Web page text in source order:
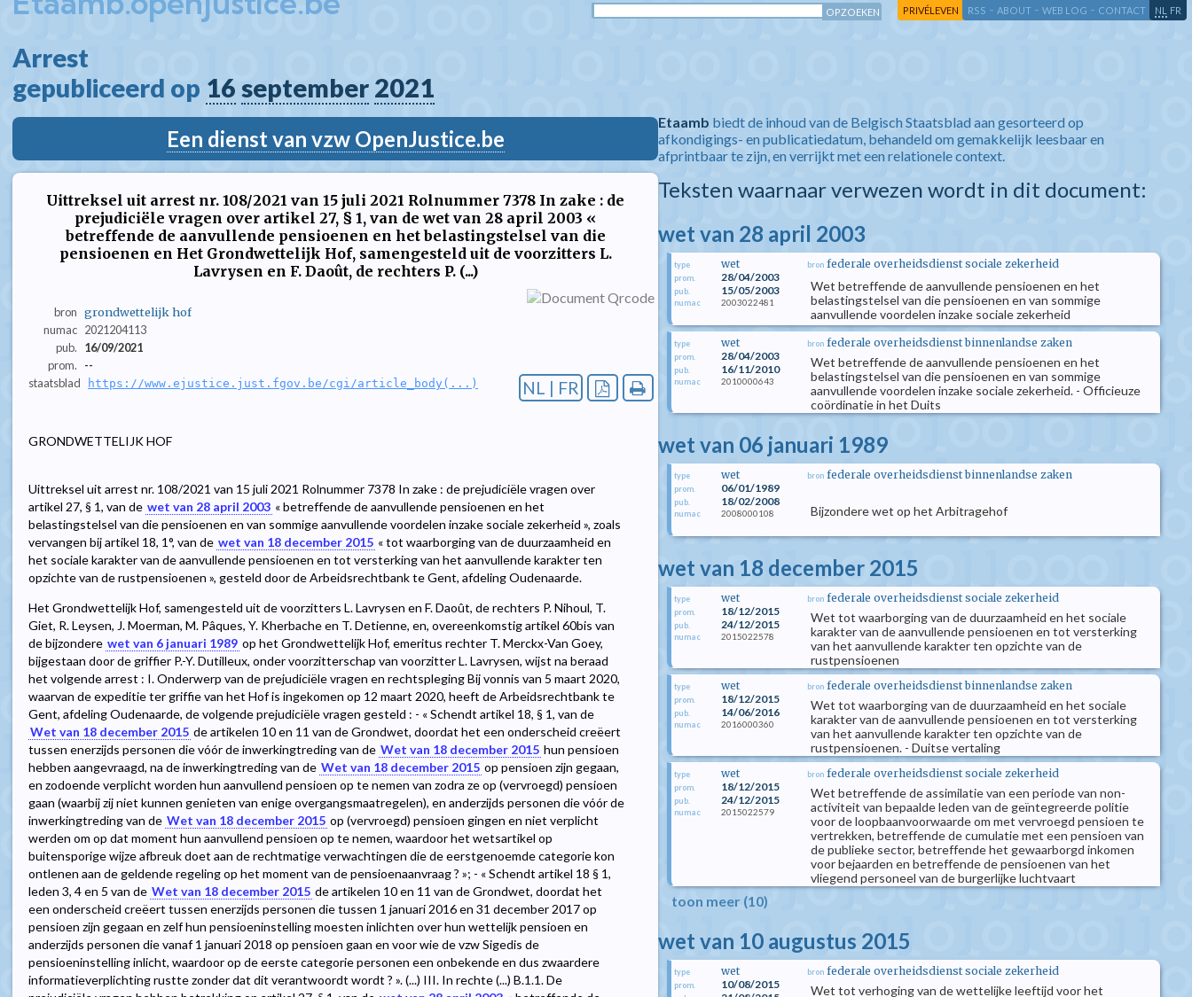
PRIVÉLEVEN RSS - ABOUT - WEB LOG - CONTACT NL FR
Arrest
gepubliceerd op 16 september 2021
Een dienst van vzw OpenJustice.be
Uittreksel uit arrest nr. 108/2021 van 15 juli 2021 Rolnummer 7378 In zake : de
prejudiciële vragen over artikel 27, § 1, van de wet van 28 april 2003 «
betreffende de aanvullende pensioenen en het belastingstelsel van die
pensioenen en Het Grondwettelijk Hof, samengesteld uit de voorzitters L.
Lavrysen en F. Daoût, de rechters P. (...)
bron grondwettelijk hof
numac 2021204113
pub.
16/09/2021
prom.
--
staatsblad
https://www.ejustice.just.fgov.be/cgi/article_body(...) NL | FR
GRONDWETTELIJK HOF
Uittreksel uit arrest nr. 108/2021 van 15 juli 2021 Rolnummer 7378 In zake : de prejudiciële vragen over
artikel 27, § 1, van de wet van 28 april 2003 « betreffende de aanvullende pensioenen en het
belastingstelsel van die pensioenen en van sommige aanvullende voordelen inzake sociale zekerheid », zoals
vervangen bij artikel 18, 1°, van de wet van 18 december 2015 « tot waarborging van de duurzaamheid en
het sociale karakter van de aanvullende pensioenen en tot versterking van het aanvullende karakter ten
opzichte van de rustpensioenen », gesteld door de Arbeidsrechtbank te Gent, afdeling Oudenaarde.
Het Grondwettelijk Hof, samengesteld uit de voorzitters L. Lavrysen en F. Daoût, de rechters P. Nihoul, T.
Giet, R. Leysen, J. Moerman, M. Pâques, Y. Kherbache en T. Detienne, en, overeenkomstig artikel 60bis van
de bijzondere wet van 6 januari 1989 op het Grondwettelijk Hof, emeritus rechter T. Merckx-Van Goey,
bijgestaan door de griffier P.-Y. Dutilleux, onder voorzitterschap van voorzitter L. Lavrysen, wijst na beraad
het volgende arrest : I. Onderwerp van de prejudiciële vragen en rechtspleging Bij vonnis van 5 maart 2020,
waarvan de expeditie ter griffie van het Hof is ingekomen op 12 maart 2020, heeft de Arbeidsrechtbank te
Gent, afdeling Oudenaarde, de volgende prejudiciële vragen gesteld : - « Schendt artikel 18, § 1, van de
Wet van 18 december 2015 de artikelen 10 en 11 van de Grondwet, doordat het een onderscheid creëert
tussen enerzijds personen die vóór de inwerkingtreding van de Wet van 18 december 2015 hun pensioen
hebben aangevraagd, na de inwerkingtreding van de Wet van 18 december 2015 op pensioen zijn gegaan,
en zodoende verplicht worden hun aanvullend pensioen op te nemen van zodra ze op (vervroegd) pensioen
gaan (waarbij zij niet kunnen genieten van enige overgangsmaatregelen), en anderzijds personen die vóór de
inwerkingtreding van de Wet van 18 december 2015 op (vervroegd) pensioen gingen en niet verplicht
werden om op dat moment hun aanvullend pensioen op te nemen, waardoor het wetsartikel op
buitensporige wijze afbreuk doet aan de rechtmatige verwachtingen die de eerstgenoemde categorie kon
ontlenen aan de geldende regeling op het moment van de pensioenaanvraag ? »; - « Schendt artikel 18 § 1,
leden 3, 4 en 5 van de Wet van 18 december 2015 de artikelen 10 en 11 van de Grondwet, doordat het
een onderscheid creëert tussen enerzijds personen die tussen 1 januari 2016 en 31 december 2017 op
pensioen zijn gegaan en zelf hun pensioeninstelling moesten inlichten over hun wettelijk pensioen en
anderzijds personen die vanaf 1 januari 2018 op pensioen gaan en voor wie de vzw Sigedis de
pensioeninstelling inlicht, waardoor op de eerste categorie personen een onbekende en dus zwaardere
informatieverplichting rustte zonder dat dit verantwoordt wordt ? ». (...) III. In rechte (...) B.1.1. De
Etaamb biedt de inhoud van de Belgisch Staatsblad aan gesorteerd op
afkondigings- en publicatiedatum, behandeld om gemakkelijk leesbaar en
afprintbaar te zijn, en verrijkt met een relationele context.
Teksten waarnaar verwezen wordt in dit document:
wet van 28 april 2003
type wet
prom. 28/04/2003
pub. 15/05/2003
numac 2003022481
bron federale overheidsdienst sociale zekerheid
Wet betreffende de aanvullende pensioenen en het
belastingstelsel van die pensioenen en van sommige
aanvullende voordelen inzake sociale zekerheid
type wet
prom. 28/04/2003
pub. 16/11/2010
numac 2010000643
bron federale overheidsdienst binnenlandse zaken
Wet betreffende de aanvullende pensioenen en het
belastingstelsel van die pensioenen en van sommige
aanvullende voordelen inzake sociale zekerheid. - Officieuze
coördinatie in het Duits
wet van 06 januari 1989
type wet
prom. 06/01/1989
pub. 18/02/2008
numac 2008000108
bron federale overheidsdienst binnenlandse zaken
Bijzondere wet op het Arbitragehof
wet van 18 december 2015
type wet
prom. 18/12/2015
pub. 24/12/2015
numac 2015022578
bron federale overheidsdienst sociale zekerheid
Wet tot waarborging van de duurzaamheid en het sociale
karakter van de aanvullende pensioenen en tot versterking
van het aanvullende karakter ten opzichte van de
rustpensioenen
type wet
prom. 18/12/2015
pub. 14/06/2016
numac 2016000360
bron federale overheidsdienst binnenlandse zaken
Wet tot waarborging van de duurzaamheid en het sociale
karakter van de aanvullende pensioenen en tot versterking
van het aanvullende karakter ten opzichte van de
rustpensioenen. - Duitse vertaling
type wet
prom. 18/12/2015
pub. 24/12/2015
numac 2015022579
bron federale overheidsdienst sociale zekerheid
Wet betreffende de assimilatie van een periode van non-
activiteit van bepaalde leden van de geïntegreerde politie
voor de loopbaanvoorwaarde om met vervroegd pensioen te
vertrekken, betreffende de cumulatie met een pensioen van
de publieke sector, betreffende het gewaarborgd inkomen
voor bejaarden en betreffende de pensioenen van het
vliegend personeel van de burgerlijke luchtvaart
toon meer (10)
wet van 10 augustus 2015
type wet
prom. 10/08/2015
bron federale overheidsdienst sociale zekerheid
Wet tot verhoging van de wettelijke leeftijd voor het